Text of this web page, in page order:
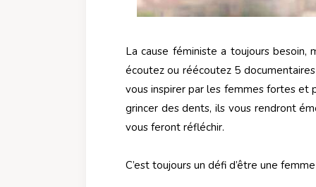
La cause féministe a toujours
écoutez ou réécoutez 5
vous inspirer par les femmes fortes et
grincer des dents, ils vous rendront
vous feront réfléchir.
C’est toujours un défi d’être une